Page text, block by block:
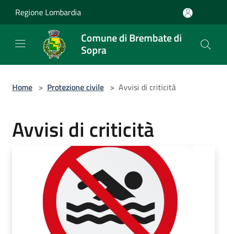
Regione Lombardia
Comune di Brembate di
Sopra
Home > Protezione civile > Avvisi di criticità
Avvisi di criticità